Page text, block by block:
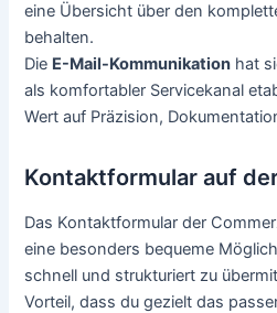
eine Übersicht über den
behalten.
Die E-Mail-Kommunikation hat
als komfortabler Servicekanal
Wert auf Präzision,
Kontaktformular auf
Das Kontaktformular der
eine besonders bequeme
schnell und strukturiert zu
Vorteil, dass du gezielt das